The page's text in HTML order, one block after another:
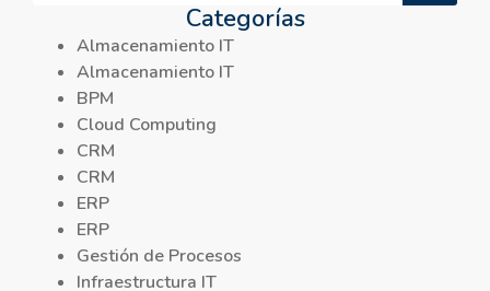
Categorías
Almacenamiento IT
Almacenamiento IT
BPM
Cloud Computing
CRM
CRM
ERP
ERP
Gestión de Procesos
Infraestructura IT